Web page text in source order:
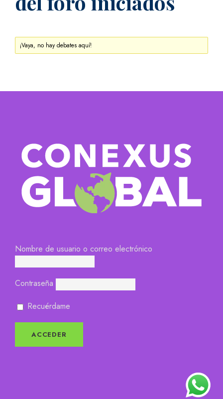
¡Vaya, no hay debates aquí!
Nombre de usuario o correo electrónico
Contraseña
Recuérdame